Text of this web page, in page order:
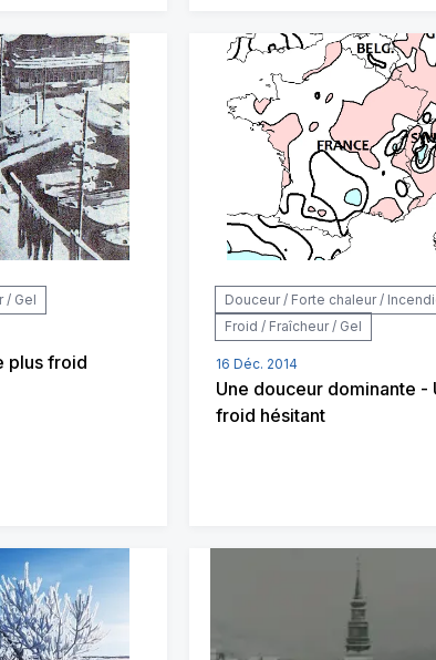
/ Gel
plus froid
Douceur / Forte chaleur /
Froid / Fraîcheur / Gel
16 Déc. 2014
Une douceur dominante -
froid hésitant